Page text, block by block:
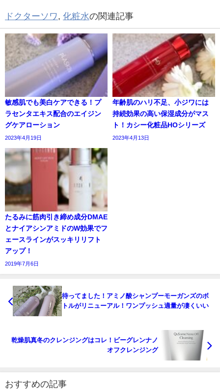
ドクターソワ, 化粧水の関連記事
敏感肌でも美白ケアできる！プ
ラセンタエキス配合のエイジン
グケアローション
2023年4月19日
年齢肌のハリ不足、小ジワには
持続効果の高い保湿成分がマス
ト！カシー化粧品HOシリーズ
2023年4月13日
たるみに筋肉引き締め成分DMAE
とナイアシンアミドのW効果でフ
ェースラインがスッキリリフト
アップ！
2019年7月6日
待ってました！アミノ酸シャンプーモーガンズのボ
トルがリニューアル！ワンプッシュ適量が凄くいい
乾燥肌真冬のクレンジングはコレ！ビーグレンナノ
オフクレンジング
おすすめの記事